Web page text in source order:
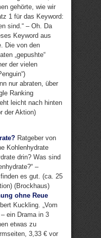
gehörte, wie wir
1 für das Keyword:
sind.“ – Oh. Da
Keyword aus
Die von den
„gepushte“
der vielen
nur abraten, über
Ranking
leicht nach hinten
der Aktion)
Ratgeber von
Kohlenhydrate
drin? Was sind
–
es gut. (ca. 25
(Brockhaus)
ohne Reue
Kuckling. „Vom
ein Drama in 3
etwas zu
3,33 € vor